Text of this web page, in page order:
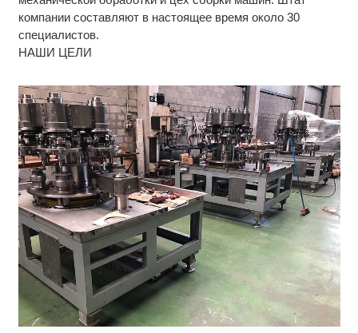
компании составляют в настоящее время около 30
специалистов.
НАШИ ЦЕЛИ